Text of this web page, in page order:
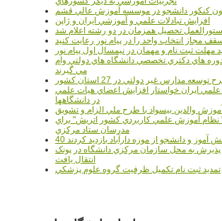
کنکور دانشجو در موسسه آموزش عالي قشم
افزايش تبادلات علمي و آموزشي ايران و ژاپن
تحصیل همزمان در دو رشته اعلام شد
مجاز انتخاب واحد را در پیام نور رعایت کنید
مهلت ثبت نام و مهمان در نیمسال اول پیام نور
دوره هاي دكتري تخصصي دانشگاه هاي دولتي وام
مي گيرند
مدارس غير دولتي در 27 استان کشور
ايران خواستار افزايش اعضاي هيات علمي
در دانشگاهها
والدين بيسواد با طرح ملي الزام و تشويق
نظام آموزش علمي كاربردي كشور اتريش" براي
مدرسان ستاد مرکزي
آموز و دانشجو از موزه دارآباد بازديد کردند
به محل سازمان مرکزي دانشگاه در پونک
انتقال يافت
تمديد ثبت نام تکميل ظرفيت گروه علوم پزشکي